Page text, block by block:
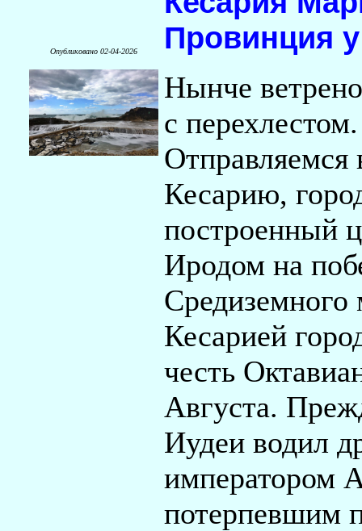
Опубликовано 02-04-2026
Провинция
Нынче
с перехлестом.
Отправляемся
Кесарию,
построенный
Иродом на
Средиземного
Кесарией
честь
Августа.
Иудеи водил
императором
потерпевшим